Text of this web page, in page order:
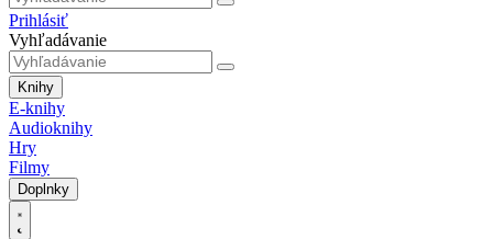
Prihlásiť
Vyhľadávanie
Knihy
E-knihy
Audioknihy
Hry
Filmy
Doplnky